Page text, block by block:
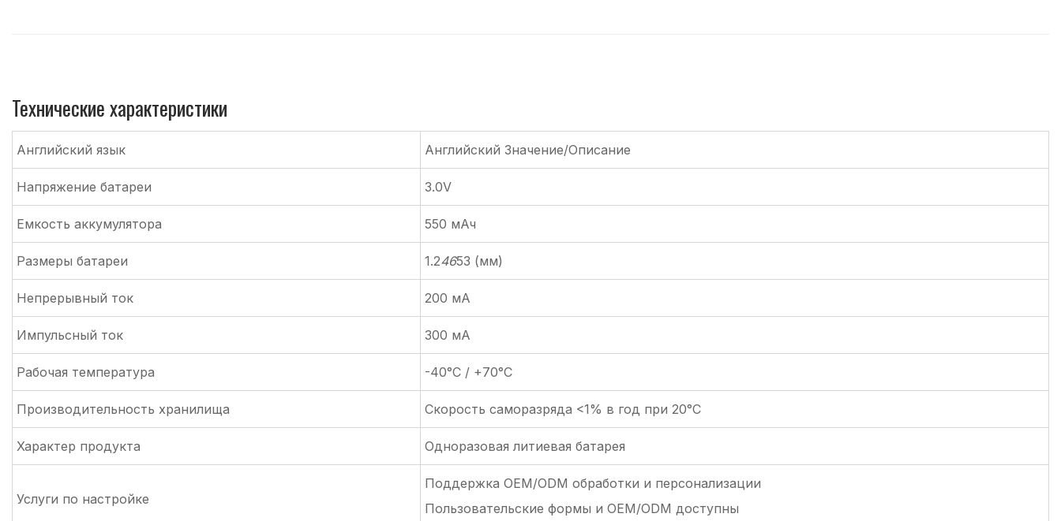
Технические характеристики
Английский язык Английский Значение/Описание
Напряжение батареи 3.0V
Емкость аккумулятора 550 мАч
Размеры батареи 1.24653 (мм)
Непрерывный ток 200 мА
Импульсный ток 300 мА
Рабочая температура -40°C / +70°C
Производительность хранилища Скорость саморазряда <1% в год при 20°C
Характер продукта Одноразовая литиевая батарея
Услуги по настройке
Поддержка OEM/ODM обработки и персонализации
Пользовательские формы и OEM/ODM доступны